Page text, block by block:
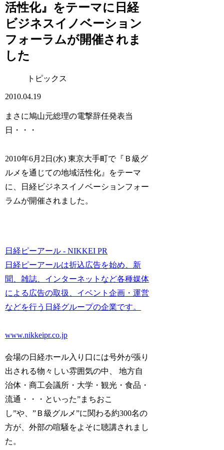
活性化』をテーマに日経
ビジネスイノベーション
フォーラムが開催されま
した
トピックス
2010.04.19
まさに鳩山元総理の電撃辞任発表当
日・・・
2010年6月2日(水) 東京大手町で『Ｂ級グ
ルメを通じての地域活性化』をテーマ
に、日経ビジネスイノベーションフォー
ラムが開催されました。
日経ピーアール - NIKKEI PR
日経ピーアールは折込広告を始め、新
聞、雑誌、インターネットなど各種媒体
による広告の取扱、イベント企画・運営
などを行う日経グループの企業です。
www.nikkeipr.co.jp
会場の日経ホール入り口には号外が張り
出される物々しい雰囲気の中、 地方自
治体・商工会議所・大学・観光・食品・
流通・・・といった”まちおこ
し”や、”Ｂ級グルメ”に関わる約300名の
方が、外部の喧騒をよそに聴講されまし
た。